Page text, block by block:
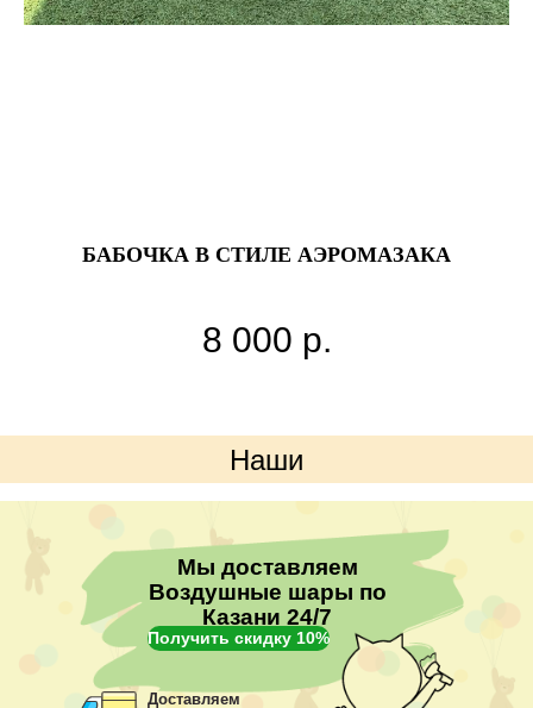
БАБОЧКА В СТИЛЕ АЭРОМАЗАКА
8 000 р.
Наши
преимущества
Мы доставляем
Воздушные шары по
Казани 24/7
Получить скидку 10%
Доставляем